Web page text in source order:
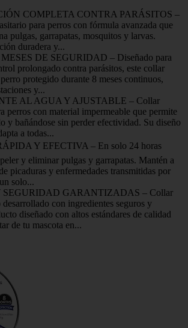
COMPLETA CONTRA PARÁSITOS –
para perros con fórmula avanzada que
pulgas, garrapatas, mosquitos y larvas.
duradera y...
DE SEGURIDAD – Diseñado para
prolongado contra parásitos, este collar
protegido durante 8 meses continuos,
y...
AL AGUA Y AJUSTABLE – Collar
perros con material impermeable que permite
y bañándose sin perder efectividad. Su diseño
a todas...
Y EFECTIVA – En solo 24 horas
y eliminar pulgas y garrapatas. Mantén a
picaduras y enfermedades transmitidas por
solo...
GARANTIZADAS – Collar
desarrollado con ingredientes seguros y
diseñado con altos estándares de calidad
de tu mascota en...